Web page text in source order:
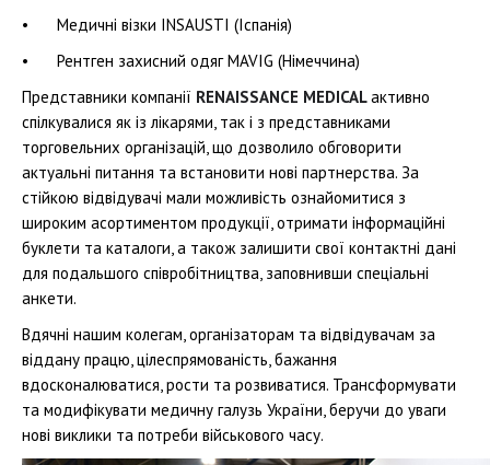
•
Медичні візки INSAUSTI (Іспанія)
•
Рентген захисний одяг MAVIG (Німеччина)
Представники компанії RENAISSANCE MEDICALактивно
спілкувалися як із лікарями, так і з представниками
торговельних організацій, що дозволило обговорити
актуальні питання та встановити нові партнерства. За
стійкою відвідувачі мали можливість ознайомитися з
широким асортиментом продукції, отримати інформаційні
буклети та каталоги, а також залишити свої контактні дані
для подальшого співробітництва, заповнивши спеціальні
анкети.
Вдячні нашим колегам, організаторам та відвідувачам за
віддану працю, цілеспрямованість, бажання
вдосконалюватися, рости та розвиватися. Трансформувати
та модифікувати медичну галузь України, беручи до уваги
нові виклики та потреби військового часу.